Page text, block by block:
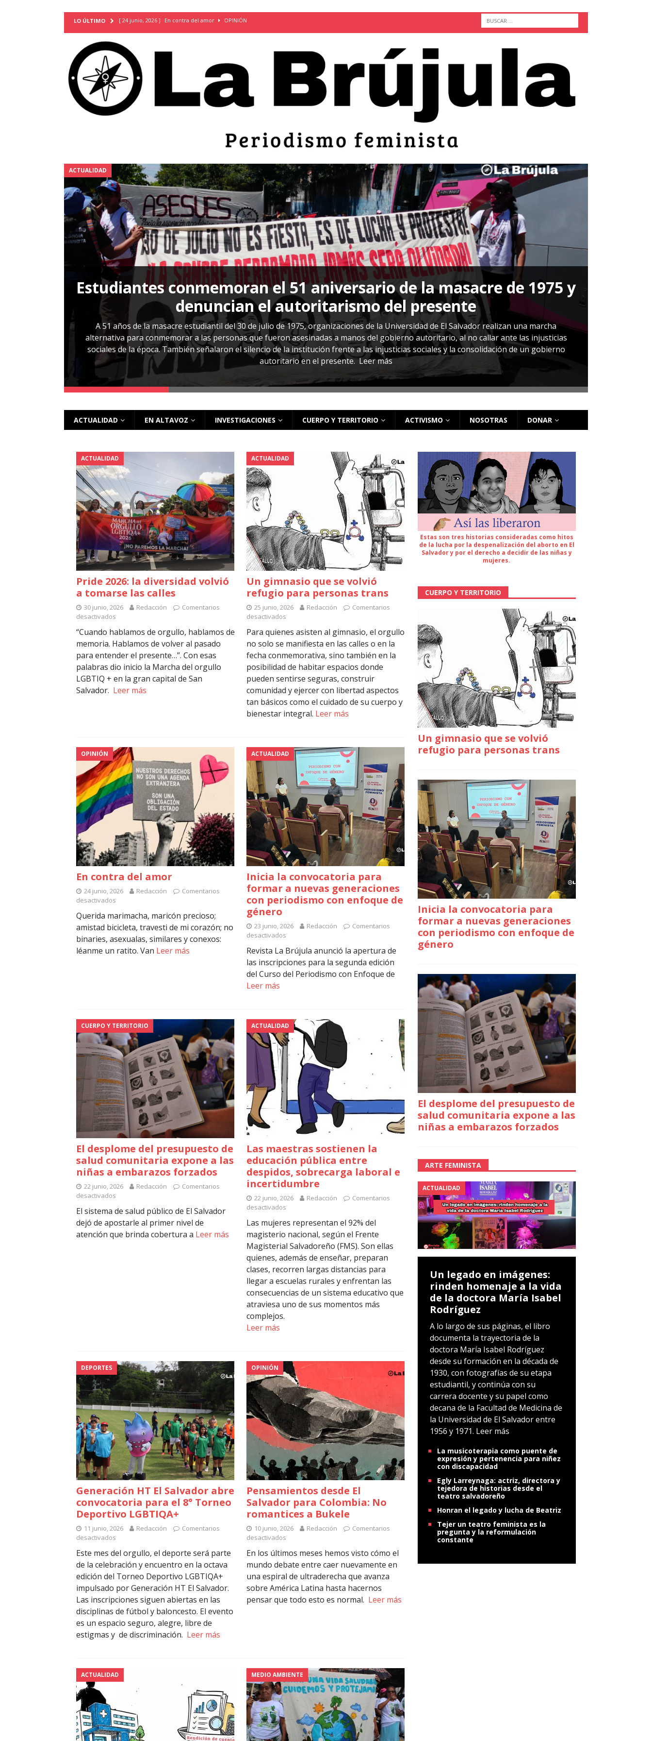
LO ÚLTIMO [ 24 junio, 2026 ] En contra del amor OPINIÓN
TERRITORIO
[ 21 febrero, 2026 ] Cuando la prevención de embarazos en niñas y adolescentes desaparece del territorio
INVESTIGACIONES
[ 31 julio, 2026 ] Estudiantes conmemoran el 51 aniversario de la masacre de 1975 y denuncian el
Piden mantener la libertad provisional de Sandra Leticia Hernández: víctima del régimen de
[ 28 julio, 2026 ] ARENA y FMLN apuestan por mujeres en sus fórmulas presidenciales para 2027
ACTUALIDAD
[ 24 julio, 2026 ] A María Hildaura le falló el Estado OPINIÓN
[ 28 julio, 2026 ] Más allá de los casos: cómo entender el VIH en El Salvador ACTUALIDAD
ACTUALIDAD
Estudiantes conmemoran el 51 aniversario de la masacre de 1975 y
denuncian el autoritarismo del presente
A 51 años de la masacre estudiantil del 30 de julio de 1975, organizaciones de la Universidad de El Salvador realizan una marcha
alternativa para conmemorar a las personas que fueron asesinadas a manos del gobierno autoritario, al no callar ante las injusticias
sociales de la época. También señalaron el silencio de la institución frente a las injusticias sociales y la consolidación de un gobierno
autoritario en el presente.Leer más
ACTUALIDAD EN ALTAVOZ INVESTIGACIONES CUERPO Y TERRITORIO ACTIVISMO NOSOTRAS DONAR
ACTUALIDAD
Pride 2026: la diversidad volvió
a tomarse las calles
30 junio, 2026 Redacción
Comentarios
desactivados
“Cuando hablamos de orgullo, hablamos de
memoria. Hablamos de volver al pasado
para entender el presente…”. Con esas
palabras dio inicio la Marcha del orgullo
LGBTIQ + en la gran capital de San
Salvador. Leer más
ACTUALIDAD
Un gimnasio que se volvió
refugio para personas trans
25 junio, 2026 Redacción
Comentarios
desactivados
Para quienes asisten al gimnasio, el orgullo
no solo se manifiesta en las calles o en la
fecha conmemorativa, sino también en la
posibilidad de habitar espacios donde
pueden sentirse seguras, construir
comunidad y ejercer con libertad aspectos
tan básicos como el cuidado de su cuerpo y
bienestar integral. Leer más
OPINIÓN
En contra del amor
24 junio, 2026 Redacción
Comentarios
desactivados
Querida marimacha, maricón precioso;
amistad bicicleta, travesti de mi corazón; no
binaries, asexualas, similares y conexos:
léanme un ratito. Van Leer más
ACTUALIDAD
Inicia la convocatoria para
formar a nuevas generaciones
con periodismo con enfoque de
género
23 junio, 2026 Redacción
Comentarios
desactivados
Revista La Brújula anunció la apertura de
las inscripciones para la segunda edición
del Curso del Periodismo con Enfoque de
Leer más
CUERPO Y TERRITORIO
El desplome del presupuesto de
salud comunitaria expone a las
niñas a embarazos forzados
22 junio, 2026 Redacción
Comentarios
desactivados
El sistema de salud público de El Salvador
dejó de apostarle al primer nivel de
atención que brinda cobertura a Leer más
ACTUALIDAD
Las maestras sostienen la
educación pública entre
despidos, sobrecarga laboral e
incertidumbre
22 junio, 2026 Redacción
Comentarios
desactivados
Las mujeres representan el 92% del
magisterio nacional, según el Frente
Magisterial Salvadoreño (FMS). Son ellas
quienes, además de enseñar, preparan
clases, recorren largas distancias para
llegar a escuelas rurales y enfrentan las
consecuencias de un sistema educativo que
atraviesa uno de sus momentos más
complejos.
Leer más
DEPORTES
Generación HT El Salvador abre
convocatoria para el 8° Torneo
Deportivo LGBTIQA+
11 junio, 2026 Redacción
Comentarios
desactivados
Este mes del orgullo, el deporte será parte
de la celebración y encuentro en la octava
edición del Torneo Deportivo LGBTIQA+
impulsado por Generación HT El Salvador.
Las inscripciones siguen abiertas en las
disciplinas de fútbol y baloncesto. El evento
es un espacio seguro, alegre, libre de
estigmas y de discriminación. Leer más
OPINIÓN
Pensamientos desde El
Salvador para Colombia: No
romantices a Bukele
10 junio, 2026 Redacción
Comentarios
desactivados
En los últimos meses hemos visto cómo el
mundo debate entre caer nuevamente en
una espiral de ultraderecha que avanza
sobre América Latina hasta hacernos
pensar que todo esto es normal. Leer más
ACTUALIDAD MEDIO AMBIENTE
Estas son tres historias consideradas como hitos
de la lucha por la despenalización del aborto en El
Salvador y por el derecho a decidir de las niñas y
mujeres.
CUERPO Y TERRITORIO
Un gimnasio que se volvió
refugio para personas trans
Inicia la convocatoria para
formar a nuevas generaciones
con periodismo con enfoque de
género
El desplome del presupuesto de
salud comunitaria expone a las
niñas a embarazos forzados
ARTE FEMINISTA
ACTUALIDAD
Un legado en imágenes:
rinden homenaje a la vida
de la doctora María Isabel
Rodríguez
A lo largo de sus páginas, el libro
documenta la trayectoria de la
doctora María Isabel Rodríguez
desde su formación en la década de
1930, con fotografías de su etapa
estudiantil, y continúa con su
carrera docente y su papel como
decana de la Facultad de Medicina de
la Universidad de El Salvador entre
1956 y 1971. Leer más
La musicoterapia como puente de
expresión y pertenencia para niñez
con discapacidad
Egly Larreynaga: actriz, directora y
tejedora de historias desde el
teatro salvadoreño
Honran el legado y lucha de Beatriz
Tejer un teatro feminista es la
pregunta y la reformulación
constante